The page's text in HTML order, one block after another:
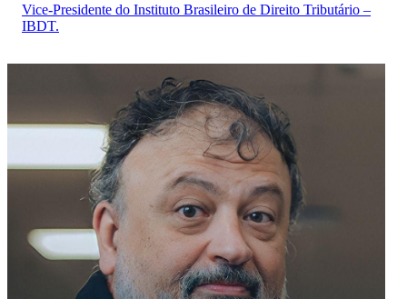
Vice-Presidente do Instituto Brasileiro de Direito Tributário –
IBDT.